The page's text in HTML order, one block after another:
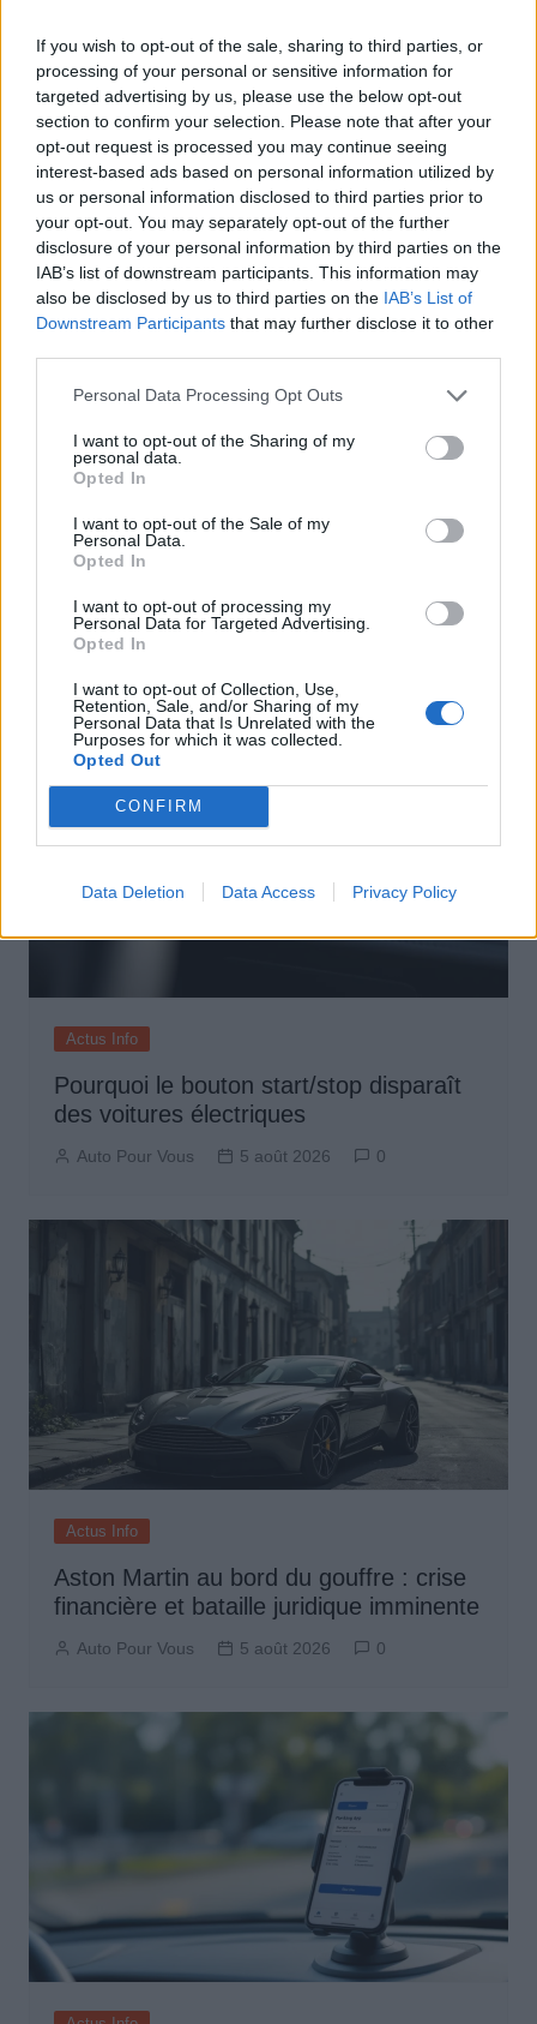
If you wish to opt-out of the sale, sharing to third parties, or
processing of your personal or sensitive information for
targeted advertising by us, please use the below opt-out
section to confirm your selection. Please note that after your
opt-out request is processed you may continue seeing
interest-based ads based on personal information utilized by
us or personal information disclosed to third parties prior to
your opt-out. You may separately opt-out of the further
disclosure of your personal information by third parties on the
IAB’s list of downstream participants. This information may
also be disclosed by us to third parties on the IAB’s List of
Downstream Participants that may further disclose it to other
Personal Data Processing Opt Outs
I want to opt-out of the Sharing of my
personal data.
Opted In
I want to opt-out of the Sale of my
Personal Data.
Opted In
I want to opt-out of processing my
Personal Data for Targeted Advertising.
Opted In
I want to opt-out of Collection, Use,
Retention, Sale, and/or Sharing of my
Personal Data that Is Unrelated with the
Purposes for which it was collected.
Opted Out
CONFIRM
Data Deletion Data Access Privacy Policy
Navigation
de
l’article
Précédent Suivant
Actus Info
selon une étude européenne
Actus Info
Pourquoi le bouton start/stop disparaît
des voitures électriques
Auto Pour Vous 5 août 2026 0
Actus Info
Aston Martin au bord du gouffre : crise
financière et bataille juridique imminente
Auto Pour Vous 5 août 2026 0